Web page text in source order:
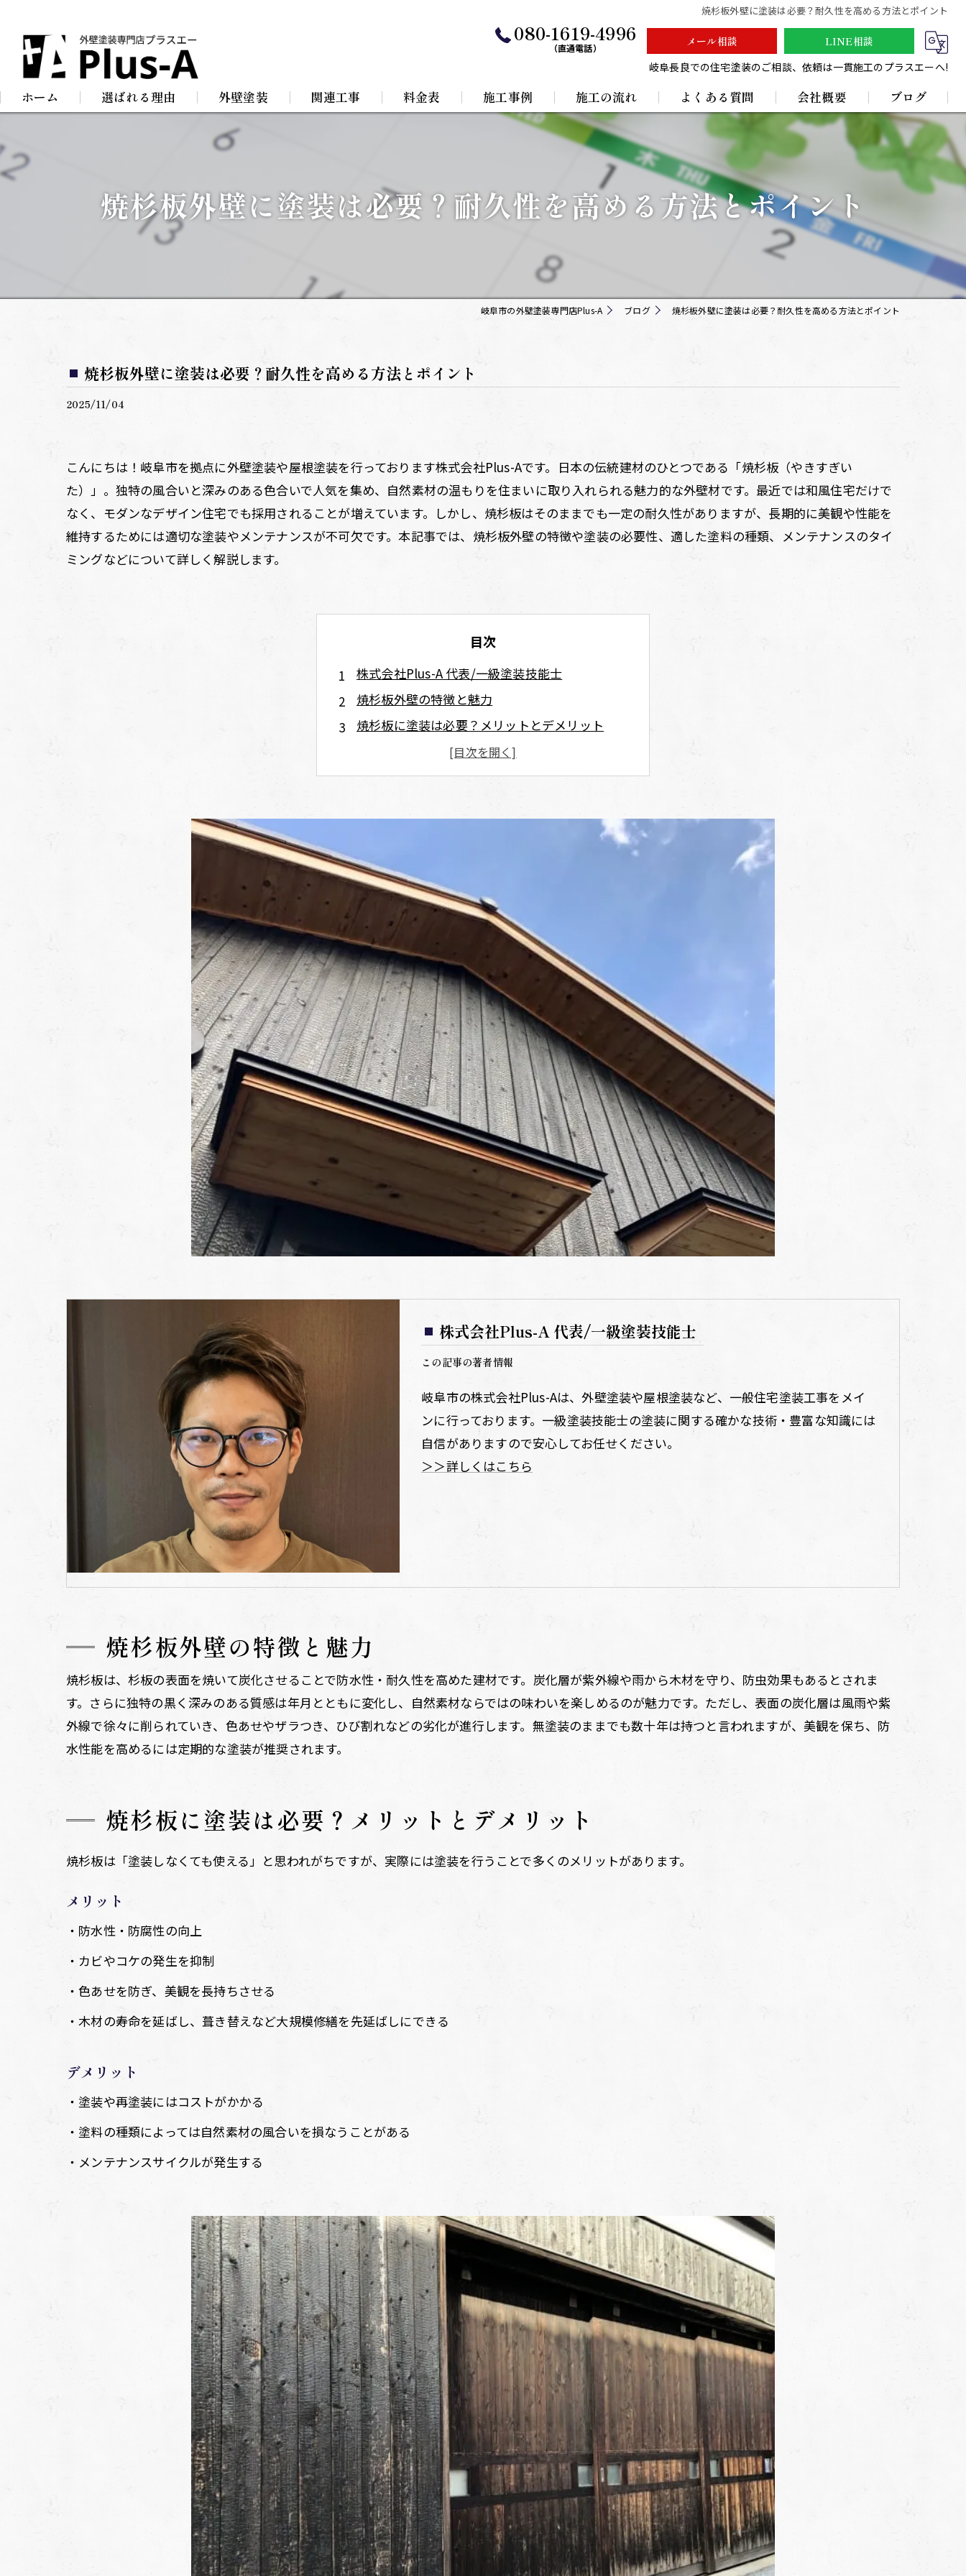
焼杉板外壁に塗装は必要？耐久性を高める方法とポイント
080-1619-4996
（直通電話） メール相談
LINE相談
岐阜長良での住宅塗装のご相談、依頼は一貫施工のプラスエーへ!
ホーム 選ばれる理由 外壁塗装
屋根塗装
店舗塗装
関連工事
屋根リフォーム
料金表 施工事例 施工の流れ よくある質問 会社概要
採用情報
ブログ
焼杉板外壁に塗装は必要？耐久性を高める方法とポイント
岐阜市の外壁塗装専門店Plus-A ブログ 焼杉板外壁に塗装は必要？耐久性を高める方法とポイント
焼杉板外壁に塗装は必要？耐久性を高める方法とポイント
2025/11/04
こんにちは！岐阜市を拠点に外壁塗装や屋根塗装を行っております株式会社Plus-Aです。日本の伝統建材のひとつである「焼杉板（やきすぎい
た）」。独特の風合いと深みのある色合いで人気を集め、自然素材の温もりを住まいに取り入れられる魅力的な外壁材です。最近では和風住宅だけで
なく、モダンなデザイン住宅でも採用されることが増えています。しかし、焼杉板はそのままでも一定の耐久性がありますが、長期的に美観や性能を
維持するためには適切な塗装やメンテナンスが不可欠です。本記事では、焼杉板外壁の特徴や塗装の必要性、適した塗料の種類、メンテナンスのタイ
ミングなどについて詳しく解説します。
目次
株式会社Plus-A 代表/一級塗装技能士
焼杉板外壁の特徴と魅力
焼杉板に塗装は必要？メリットとデメリット
デメリット
焼杉板に適した塗料の種類
高耐候型塗料（シリコン・フッ素系）
遮熱・断熱タイプ
塗装のタイミングと耐久性を高めるポイント
まとめ
株式会社Plus-A 代表/一級塗装技能士
この記事の著者情報
岐阜市の株式会社Plus-Aは、外壁塗装や屋根塗装など、一般住宅塗装工事をメイ
ンに行っております。一級塗装技能士の塗装に関する確かな技術・豊富な知識には
自信がありますので安心してお任せください。
＞＞詳しくはこちら
焼杉板外壁の特徴と魅力
焼杉板は、杉板の表面を焼いて炭化させることで防水性・耐久性を高めた建材です。炭化層が紫外線や雨から木材を守り、防虫効果もあるとされま
す。さらに独特の黒く深みのある質感は年月とともに変化し、自然素材ならではの味わいを楽しめるのが魅力です。ただし、表面の炭化層は風雨や紫
外線で徐々に削られていき、色あせやザラつき、ひび割れなどの劣化が進行します。無塗装のままでも数十年は持つと言われますが、美観を保ち、防
水性能を高めるには定期的な塗装が推奨されます。
焼杉板に塗装は必要？メリットとデメリット
焼杉板は「塗装しなくても使える」と思われがちですが、実際には塗装を行うことで多くのメリットがあります。
メリット
・防水性・防腐性の向上
・カビやコケの発生を抑制
・色あせを防ぎ、美観を長持ちさせる
・木材の寿命を延ばし、葺き替えなど大規模修繕を先延ばしにできる
デメリット
・塗装や再塗装にはコストがかかる
・塗料の種類によっては自然素材の風合いを損なうことがある
・メンテナンスサイクルが発生する